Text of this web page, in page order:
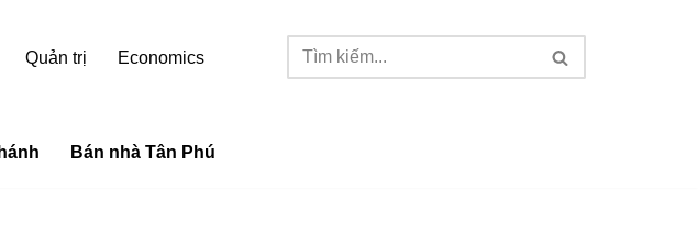
Quản trị Economics
Bán nhà Tân Phú